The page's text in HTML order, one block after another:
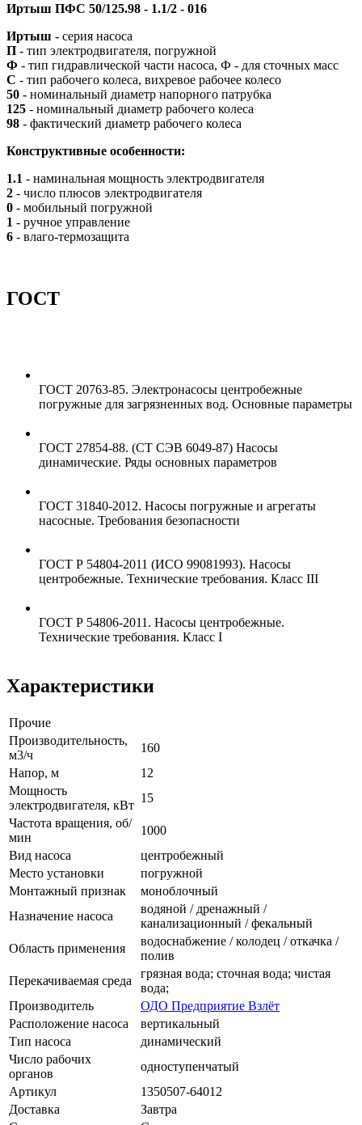
Иртыш ПФС 50/125.98 - 1.1/2 - 016
Иртыш - серия насоса
П - тип электродвигателя, погружной
Ф - тип гидравлической части насоса, Ф - для сточных масс
С - тип рабочего колеса, вихревое рабочее колесо
50 - номинальный диаметр напорного патрубка
125 - номинальный диаметр рабочего колеса
98 - фактический диаметр рабочего колеса
Конструктивные особенности:
1.1 - наминальная мощность электродвигателя
2 - число плюсов электродвигателя
0 - мобильный погружной
1 - ручное управление
6 - влаго-термозащита
ГОСТ
ГОСТ 20763-85. Электронасосы центробежные
погружные для загрязненных вод. Основные параметры
ГОСТ 27854-88. (СТ СЭВ 6049-87) Насосы
динамические. Ряды основных параметров
ГОСТ 31840-2012. Насосы погружные и агрегаты
насосные. Требования безопасности
ГОСТ Р 54804-2011 (ИСО 99081993). Насосы
центробежные. Технические требования. Класс III
ГОСТ Р 54806-2011. Насосы центробежные.
Технические требования. Класс I
Характеристики
Прочие
Производительность,
м3/ч
160
Напор, м
12
Мощность
электродвигателя, кВт
15
Частота вращения, об/
мин
1000
Вид насоса
центробежный
Место установки
погружной
Монтажный признак
моноблочный
Назначение насоса
водяной / дренажный /
канализационный / фекальный
Область применения
водоснабжение / колодец / откачка /
полив
Перекачиваемая среда
грязная вода; сточная вода; чистая
вода;
Производитель
ОДО Предприятие Взлёт
Расположение насоса
вертикальный
Тип насоса
динамический
Число рабочих
органов
одноступенчатый
Артикул
1350507-64012
Доставка
Завтра